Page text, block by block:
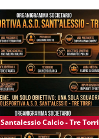
Santalessio Calcio - Tre Torri